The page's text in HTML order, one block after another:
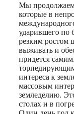
Мы продолжаем
которые в
ударившего по
резким ростом
выживать и
придется
интереса к
массовым
земледелию.
столах и в